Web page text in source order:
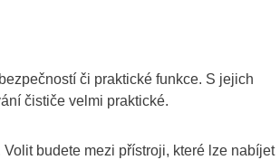
či praktické funkce. S jejich
čističe velmi praktické.
budete mezi přístroji, které lze nabíjet